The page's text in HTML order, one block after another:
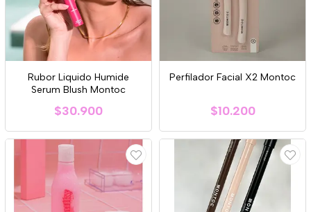
Rubor Liquido Humide
Serum Blush Montoc
$30.900
Perfilador Facial X2 Montoc
$10.200